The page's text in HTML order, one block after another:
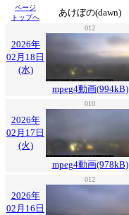
ページ
トップへ
あけぼの(dawn)
012
2026年
02月18日
(水)
mpeg4動画(994kB)
010
2026年
02月17日
(火)
mpeg4動画(978kB)
012
2026年
02月16日